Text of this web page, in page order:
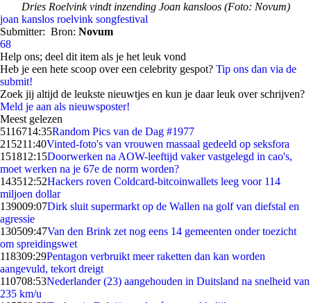
Dries Roelvink vindt inzending Joan kansloos (Foto: Novum)
joan kanslos roelvink songfestival
Submitter: Bron: Novum
68
Help ons; deel dit item als je het leuk vond
Heb je een hete scoop over een celebrity gespot? Tip ons dan via de
submit!
Zoek jij altijd de leukste nieuwtjes en kun je daar leuk over schrijven?
Meld je aan als nieuwsposter!
Meest gelezen
5116714:35Random Pics van de Dag #1977
215211:40Vinted-foto's van vrouwen massaal gedeeld op seksfora
151812:15Doorwerken na AOW-leeftijd vaker vastgelegd in cao's,
moet werken na je 67e de norm worden?
143512:52Hackers roven Coldcard-bitcoinwallets leeg voor 114
miljoen dollar
139009:07Dirk sluit supermarkt op de Wallen na golf van diefstal en
agressie
130509:47Van den Brink zet nog eens 14 gemeenten onder toezicht
om spreidingswet
118309:29Pentagon verbruikt meer raketten dan kan worden
aangevuld, tekort dreigt
110708:53Nederlander (23) aangehouden in Duitsland na snelheid van
235 km/u